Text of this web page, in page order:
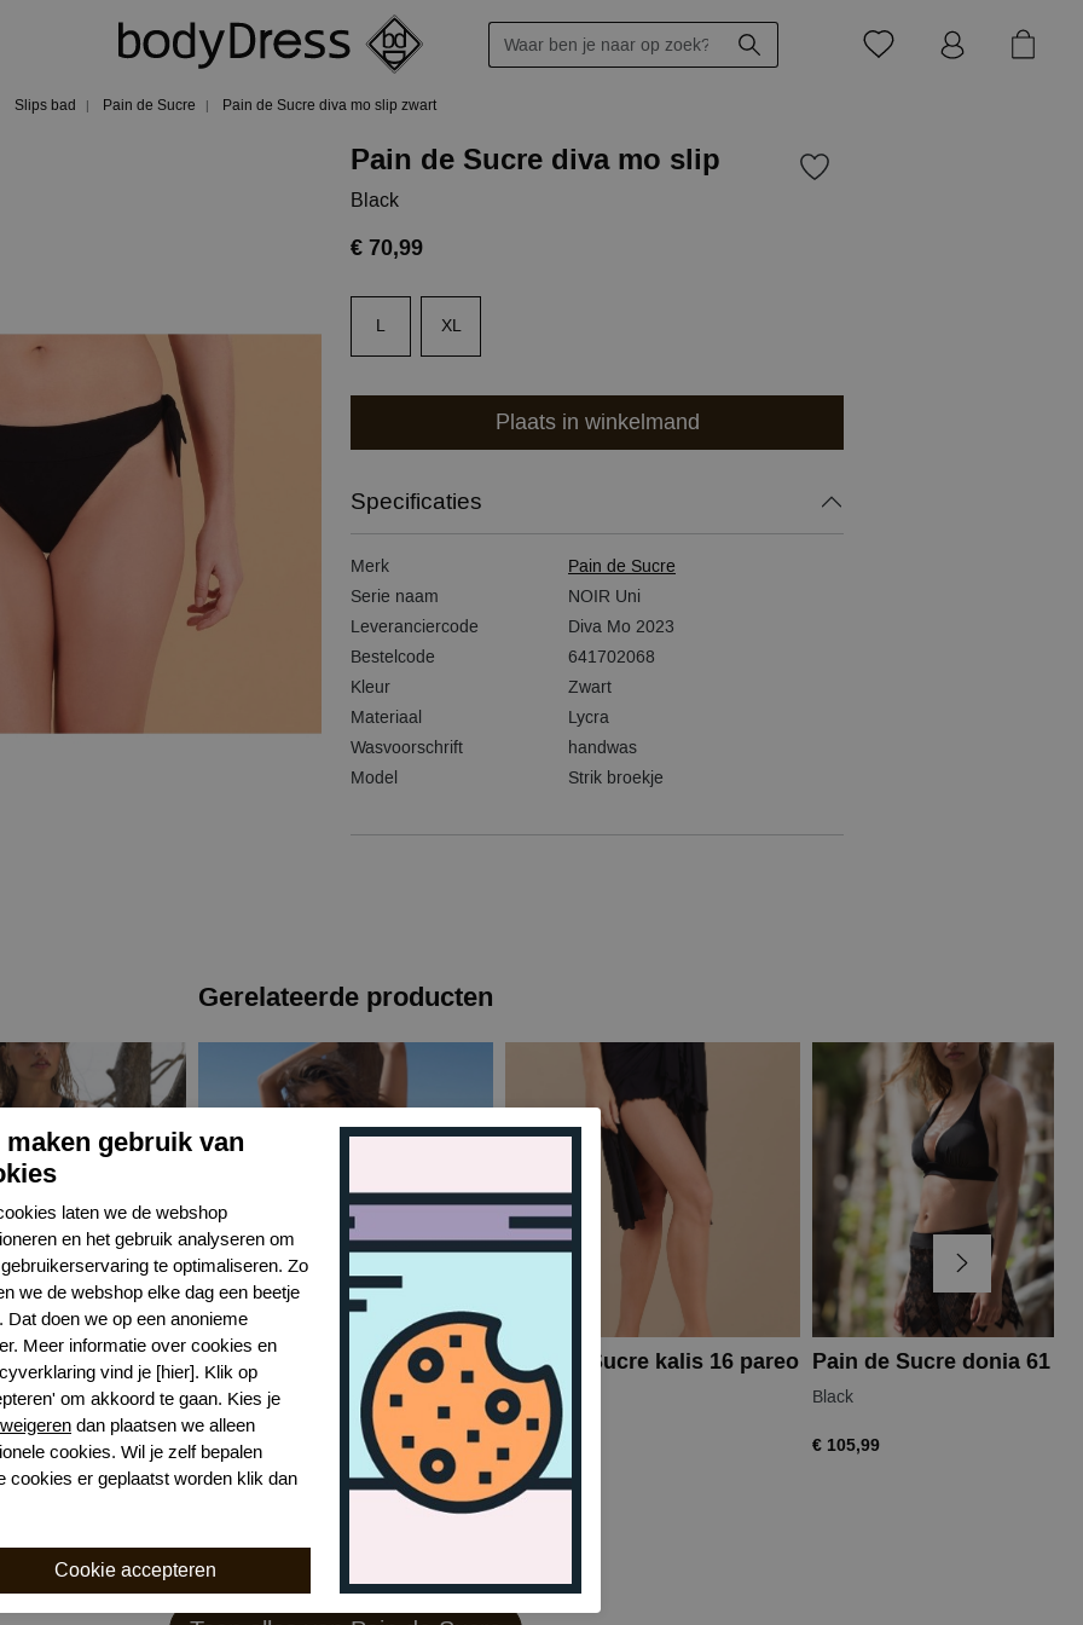
Slips bad Pain de Sucre Pain de Sucre diva mo slip zwart
Pain de Sucre diva mo slip
Black
€ 70,99
L XL
Plaats in winkelmand
Specificaties
Merk
Pain de Sucre
Serie naam
NOIR Uni
Leveranciercode
Diva Mo 2023
Bestelcode
641702068
Kleur
Zwart
Materiaal
Lycra
Wasvoorschrift
handwas
Model
Strik broekje
Gerelateerde producten
capri 2023 Pain de Sucre bonnie 2023
Black
€ 159,99
Pain de Sucre kalis 16 pareo
NOIR
€ 85,99
Pain de Sucre donia 61
Black
€ 105,99
gebruik van
laten we de webshop
en het gebruik analyseren om
te optimaliseren. Zo
we de webshop elke dag een beetje
Dat doen we op een anonieme
Meer informatie over cookies en
vind je [hier]. Klik op
om akkoord te gaan. Kies je
weigeren dan plaatsen we alleen
cookies. Wil je zelf bepalen
cookies er geplaatst worden klik dan